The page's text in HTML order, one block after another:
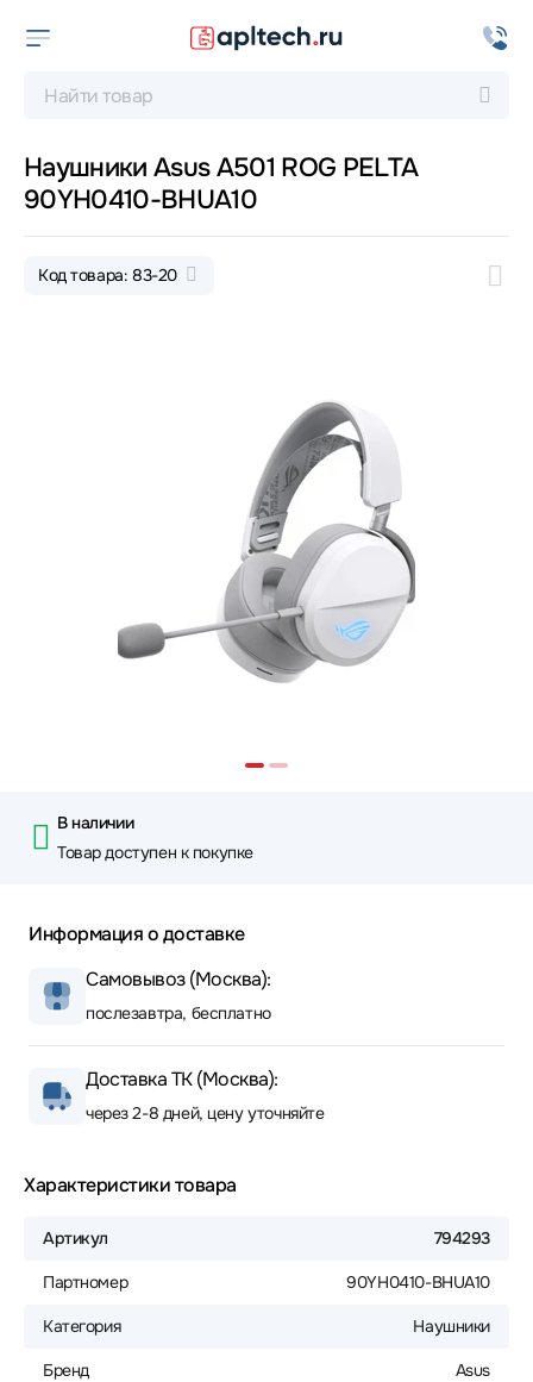
Наушники Asus A501 ROG PELTA
90YH0410-BHUA10
Код товара: 83-20
В наличии
Товар доступен к покупке
Информация о доставке
Самовывоз (Москва):
послезавтра, бесплатно
Доставка ТК (Москва):
через 2-8 дней, цену уточняйте
Характеристики товара
Артикул 794293
Партномер 90YH0410-BHUA10
Категория Наушники
Бренд Asus